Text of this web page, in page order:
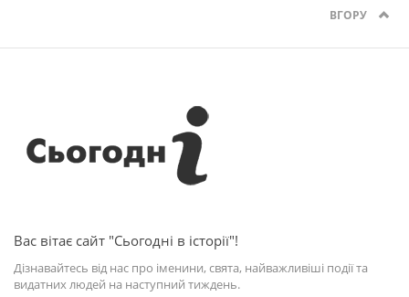
ВГОРУ
Вас вітає сайт "Сьогодні в історії"!
Дізнавайтесь від нас про іменини, свята, найважливіші події та
видатних людей на наступний тиждень.